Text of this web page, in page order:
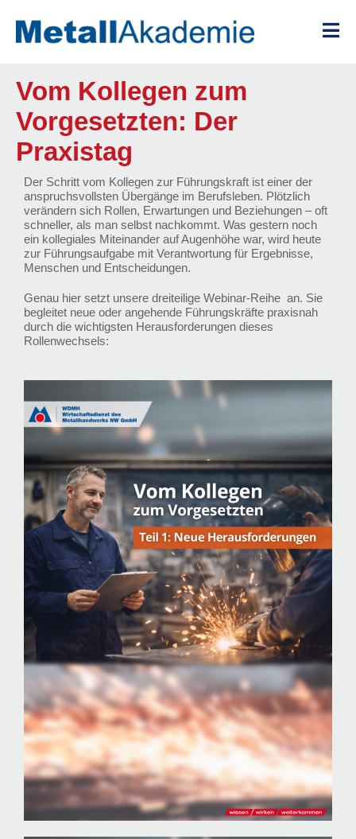
Inhalt
springen
Vom Kollegen zum
Vorgesetzten: Der
Praxistag
Der Schritt vom Kollegen zur Führungskraft ist einer der
anspruchsvollsten Übergänge im Berufsleben. Plötzlich
verändern sich Rollen, Erwartungen und Beziehungen – oft
schneller, als man selbst nachkommt. Was gestern noch
ein kollegiales Miteinander auf Augenhöhe war, wird heute
zur Führungsaufgabe mit Verantwortung für Ergebnisse,
Menschen und Entscheidungen.
Genau hier setzt unsere dreiteilige Webinar-Reihe an. Sie
begleitet neue oder angehende Führungskräfte praxisnah
durch die wichtigsten Herausforderungen dieses
Rollenwechsels: